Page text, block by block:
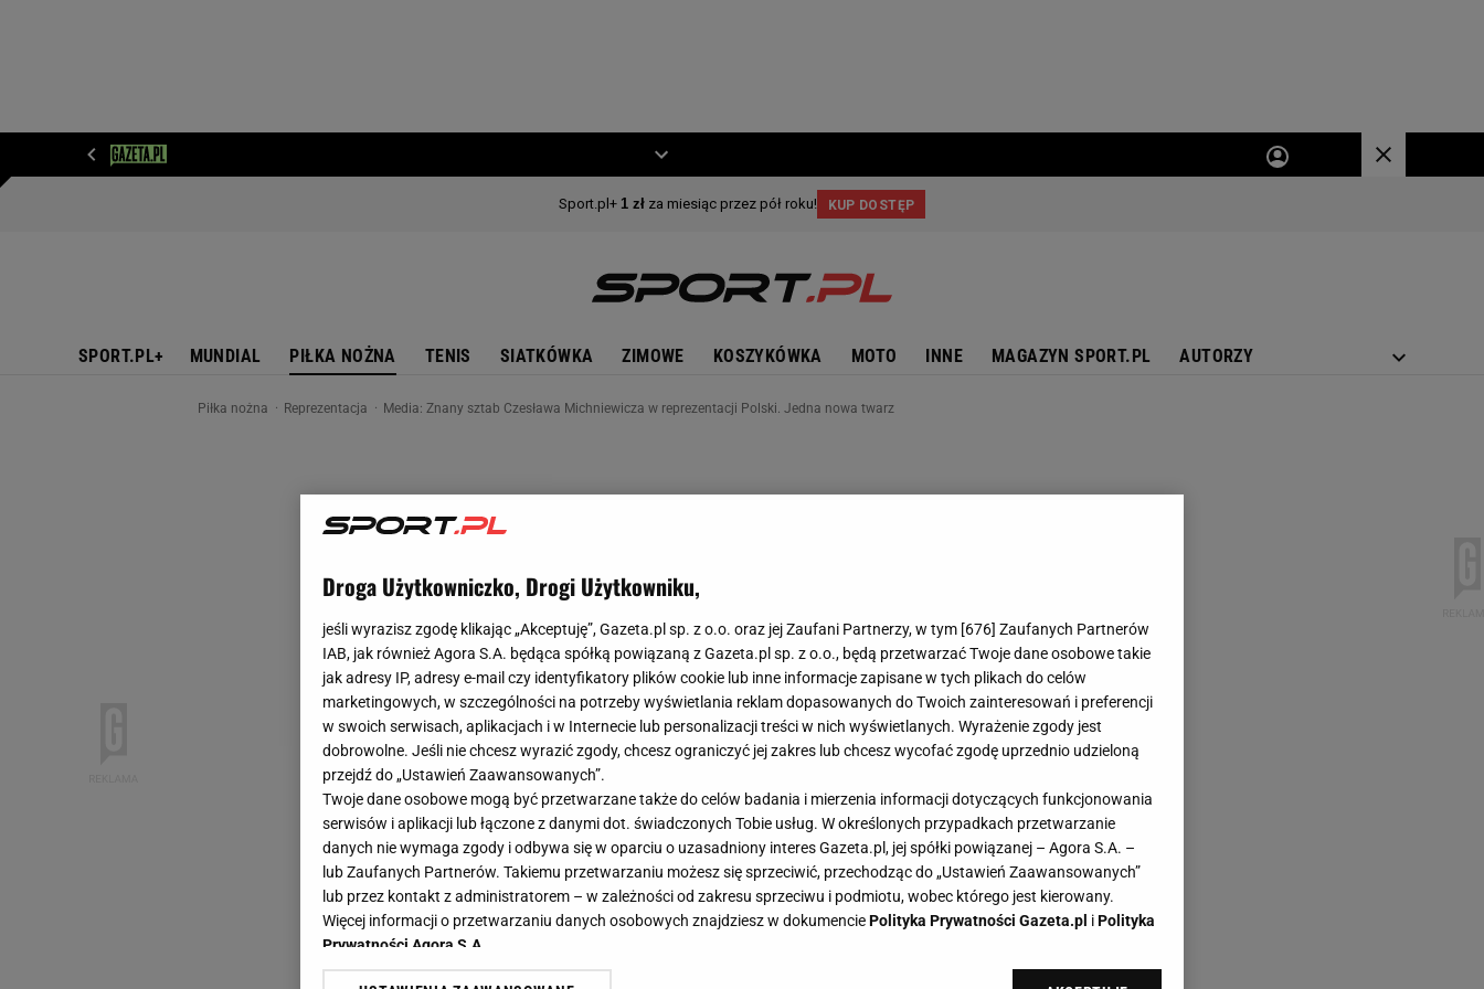
SPORT.PL+ MUNDIAL PIŁKA NOŻNA TENIS SIATKÓWKA ZIMOWE KOSZYKÓWKA MOTO INNE MAGAZYN SPORT.PL AUTORZY
Piłka nożna Reprezentacja Media: Znany sztab Czesława Michniewicza w reprezentacji Polski. Jedna nowa twarz
Droga Użytkowniczko, Drogi Użytkowniku,
jeśli wyrazisz zgodę klikając „Akceptuję”, Gazeta.pl sp. z o.o. oraz jej Zaufani Partnerzy, w tym [676] Zaufanych Partnerów
IAB, jak również Agora S.A. będąca spółką powiązaną z Gazeta.pl sp. z o.o., będą przetwarzać Twoje dane osobowe takie
jak adresy IP, adresy e-mail czy identyfikatory plików cookie lub inne informacje zapisane w tych plikach do celów
marketingowych, w szczególności na potrzeby wyświetlania reklam dopasowanych do Twoich zainteresowań i preferencji
w swoich serwisach, aplikacjach i w Internecie lub personalizacji treści w nich wyświetlanych. Wyrażenie zgody jest
dobrowolne. Jeśli nie chcesz wyrazić zgody, chcesz ograniczyć jej zakres lub chcesz wycofać zgodę uprzednio udzieloną
przejdź do „Ustawień Zaawansowanych”.
Twoje dane osobowe mogą być przetwarzane także do celów badania i mierzenia informacji dotyczących funkcjonowania
serwisów i aplikacji lub łączone z danymi dot. świadczonych Tobie usług. W określonych przypadkach przetwarzanie
danych nie wymaga zgody i odbywa się w oparciu o uzasadniony interes Gazeta.pl, jej spółki powiązanej – Agora S.A. –
lub Zaufanych Partnerów. Takiemu przetwarzaniu możesz się sprzeciwić, przechodząc do „Ustawień Zaawansowanych”
lub przez kontakt z administratorem – w zależności od zakresu sprzeciwu i podmiotu, wobec którego jest kierowany.
Więcej informacji o przetwarzaniu danych osobowych znajdziesz w dokumenciePolityka Prywatności Gazeta.pl iPolityka
Prywatności Agora S.A.